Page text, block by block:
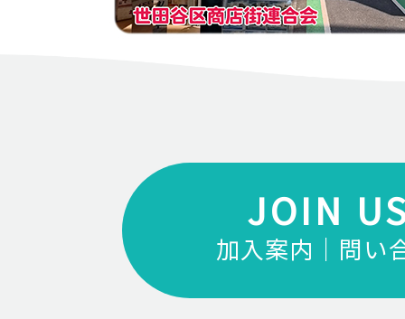
JOIN
加入案内｜問い